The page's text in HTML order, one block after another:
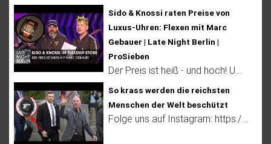
Sido & Knossi raten Preise von
Luxus-Uhren: Flexen mit Marc
Gebauer | Late Night Berlin |
ProSieben
Der Preis ist heiß - und hoch! U...
So krass werden die reichsten
Menschen der Welt beschützt
Folge uns auf Instagram: https:/...